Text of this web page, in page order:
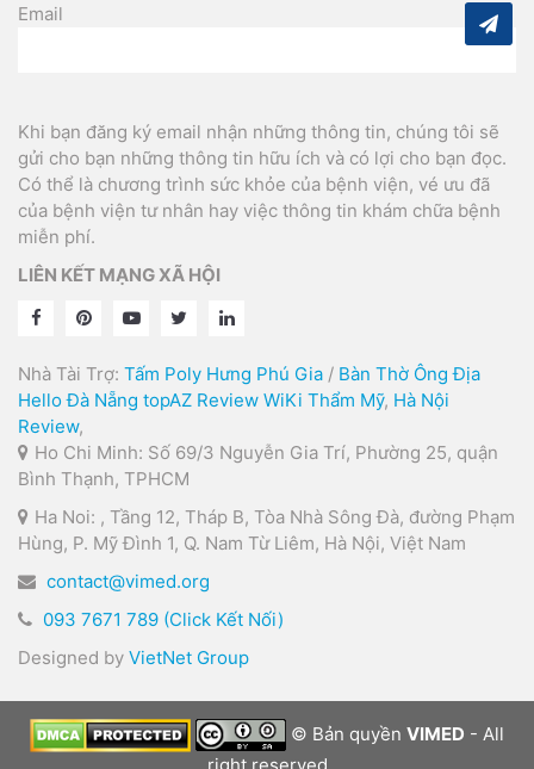
Email
Khi bạn đăng ký email nhận những thông tin, chúng tôi sẽ
gửi cho bạn những thông tin hữu ích và có lợi cho bạn đọc.
Có thể là chương trình sức khỏe của bệnh viện, vé ưu đã
của bệnh viện tư nhân hay việc thông tin khám chữa bệnh
miễn phí.
LIÊN KẾT MẠNG XÃ HỘI
Nhà Tài Trợ: Tấm Poly Hưng Phú Gia / Bàn Thờ Ông Địa
Hello Đà Nẵng topAZ Review WiKi Thẩm Mỹ, Hà Nội
Review,
Ho Chi Minh: Số 69/3 Nguyễn Gia Trí, Phường 25, quận
Bình Thạnh, TPHCM
Ha Noi: , Tầng 12, Tháp B, Tòa Nhà Sông Đà, đường Phạm
Hùng, P. Mỹ Đình 1, Q. Nam Từ Liêm, Hà Nội, Việt Nam
contact@vimed.org
093 7671 789 (Click Kết Nối)
Designed by VietNet Group
© Bản quyềnVIMED - All